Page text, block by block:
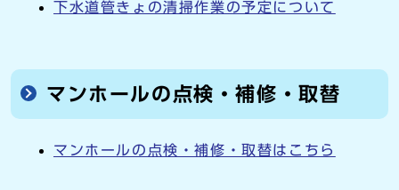
下水道管きょの清掃作業の予定について
マンホールの点検・補修・取替
マンホールの点検・補修・取替はこちら